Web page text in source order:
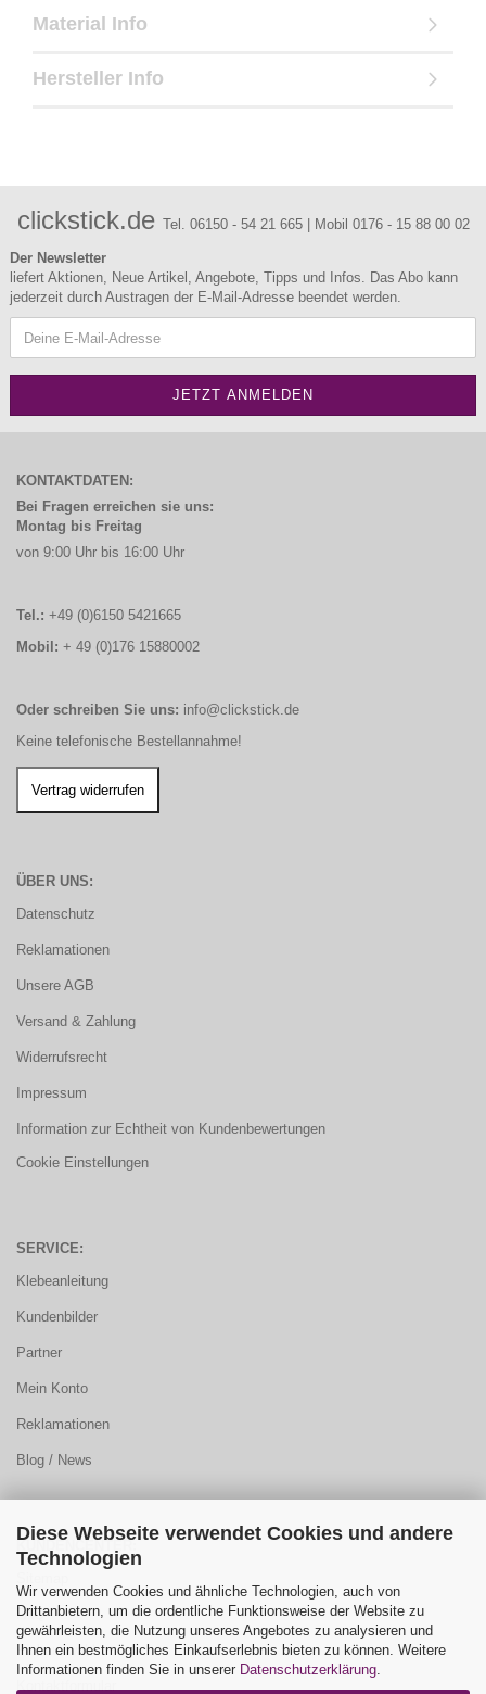
Diese Webseite verwendet Cookies und andere
Technologien
Wir verwenden Cookies und ähnliche Technologien, auch von
Drittanbietern, um die ordentliche Funktionsweise der Website zu
gewährleisten, die Nutzung unseres Angebotes zu analysieren und
Ihnen ein bestmögliches Einkaufserlebnis bieten zu können. Weitere
Informationen finden Sie in unserer Datenschutzerklärung.
Material Info
Hersteller Info
clickstick.de Tel. 06150 - 54 21 665 | Mobil 0176 - 15 88 00 02
Der Newsletter
liefert Aktionen, Neue Artikel, Angebote, Tipps und Infos. Das Abo kann
jederzeit durch Austragen der E-Mail-Adresse beendet werden.
KONTAKTDATEN:
Bei Fragen erreichen sie uns:
Montag bis Freitag
von 9:00 Uhr bis 16:00 Uhr
Tel.: +49 (0)6150 5421665
Mobil: + 49 (0)176 15880002
Oder schreiben Sie uns: info@clickstick.de
Keine telefonische Bestellannahme!
ÜBER UNS:
Datenschutz
Reklamationen
Unsere AGB
Versand & Zahlung
Widerrufsrecht
Impressum
Information zur Echtheit von Kundenbewertungen
Cookie Einstellungen
SERVICE:
Klebeanleitung
Kundenbilder
Partner
Mein Konto
Reklamationen
Blog / News
FAQ
Farbauswahl
Kontaktformular